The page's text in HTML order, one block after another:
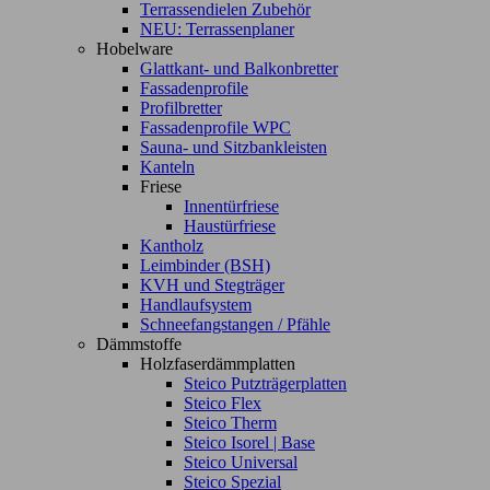
Terrassendielen Zubehör
NEU: Terrassenplaner
Hobelware
Glattkant- und Balkonbretter
Fassadenprofile
Profilbretter
Fassadenprofile WPC
Sauna- und Sitzbankleisten
Kanteln
Friese
Innentürfriese
Haustürfriese
Kantholz
Leimbinder (BSH)
KVH und Stegträger
Handlaufsystem
Schneefangstangen / Pfähle
Dämmstoffe
Holzfaserdämmplatten
Steico Putzträgerplatten
Steico Flex
Steico Therm
Steico Isorel | Base
Steico Universal
Steico Spezial